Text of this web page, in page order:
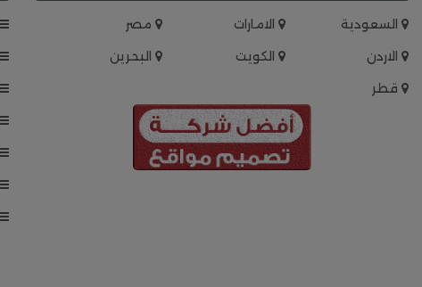
السعودية الامارات
مصر
الاردن
الكويت
البحرين
قطر